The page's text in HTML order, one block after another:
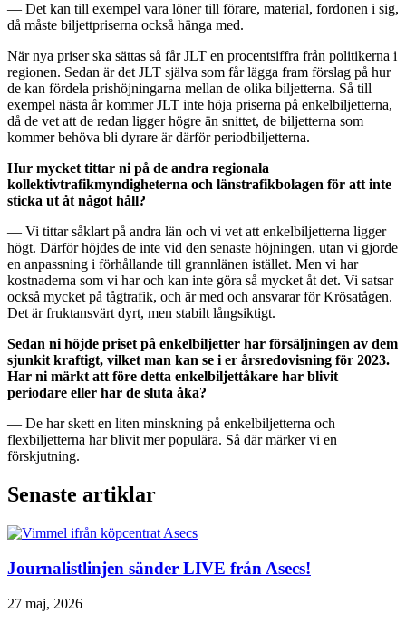
— Det kan till exempel vara löner till förare, material, fordonen i sig,
då måste biljettpriserna också hänga med.
När nya priser ska sättas så får JLT en procentsiffra från politikerna i
regionen. Sedan är det JLT själva som får lägga fram förslag på hur
de kan fördela prishöjningarna mellan de olika biljetterna. Så till
exempel nästa år kommer JLT inte höja priserna på enkelbiljetterna,
då de vet att de redan ligger högre än snittet, de biljetterna som
kommer behöva bli dyrare är därför periodbiljetterna.
Hur mycket tittar ni på de andra regionala
kollektivtrafikmyndigheterna och länstrafikbolagen för att inte
sticka ut åt något håll?
— Vi tittar såklart på andra län och vi vet att enkelbiljetterna ligger
högt. Därför höjdes de inte vid den senaste höjningen, utan vi gjorde
en anpassning i förhållande till grannlänen istället. Men vi har
kostnaderna som vi har och kan inte göra så mycket åt det. Vi satsar
också mycket på tågtrafik, och är med och ansvarar för Krösatågen.
Det är fruktansvärt dyrt, men stabilt långsiktigt.
Sedan ni höjde priset på enkelbiljetter har försäljningen av dem
sjunkit kraftigt, vilket man kan se i er årsredovisning för 2023.
Har ni märkt att före detta enkelbiljettåkare har blivit
periodare eller har de sluta åka?
— De har skett en liten minskning på enkelbiljetterna och
flexbiljetterna har blivit mer populära. Så där märker vi en
förskjutning.
Senaste artiklar
Journalistlinjen sänder LIVE från Asecs!
27 maj, 2026